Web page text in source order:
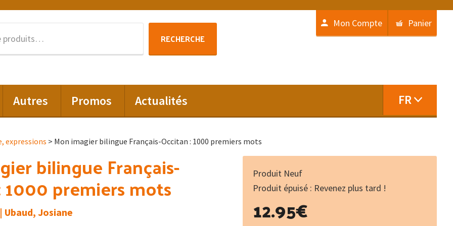
RECHERCHE
Mon Compte Panier
Autres Promos Actualités FR
expressions > Mon imagier bilingue Français-Occitan : 1000 premiers mots
bilingue Français-
premiers mots
Ubaud, Josiane
Produit Neuf
Produit épuisé : Revenez plus tard !
12.95€